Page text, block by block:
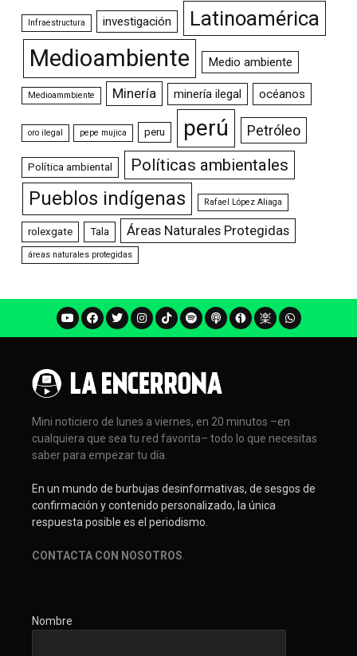
Infraestructura investigación Latinoamérica
Medioambiente Medio ambiente
Medioammbiente Minería minería ilegal océanos
oro ilegal pepe mujica peru perú Petróleo
Política ambiental Políticas ambientales
Pueblos indígenas Rafael López Aliaga
rolexgate Tala Áreas Naturales Protegidas
áreas naturales protegidas
Mini noticiero de lunes a viernes, en 20 minutos –en
cualquiera que sea tu red favorita– todo lo que necesitas
saber para empezar tu día.
En un mundo de burbujas desinformativas, de sesgos de
confirmación y contenido personalizado, la única
respuesta posible es el periodismo.
CONTACTA CON NOSOTROS
Nombre